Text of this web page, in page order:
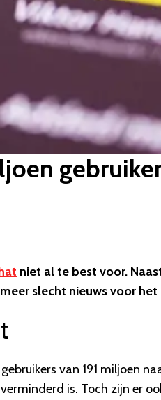
niet al te best voor.
slecht nieuws voor
van 191 miljoen
is. Toch zijn er